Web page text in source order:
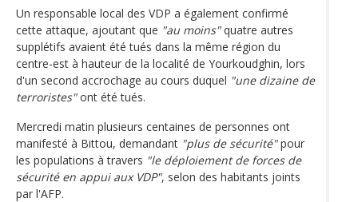
Un responsable local des VDP a également confirmé
cette attaque, ajoutant que "au moins"quatre autres
supplétifs avaient été tués dans la même région du
centre-est à hauteur de la localité de Yourkoudghin, lors
d'un second accrochage au cours duquel "une dizaine de
terroristes"ont été tués.
Mercredi matin plusieurs centaines de personnes ont
manifesté à Bittou, demandant "plus de sécurité"pour
les populations à travers "le déploiement de forces de
sécurité en appui aux VDP", selon des habitants joints
par l'AFP.